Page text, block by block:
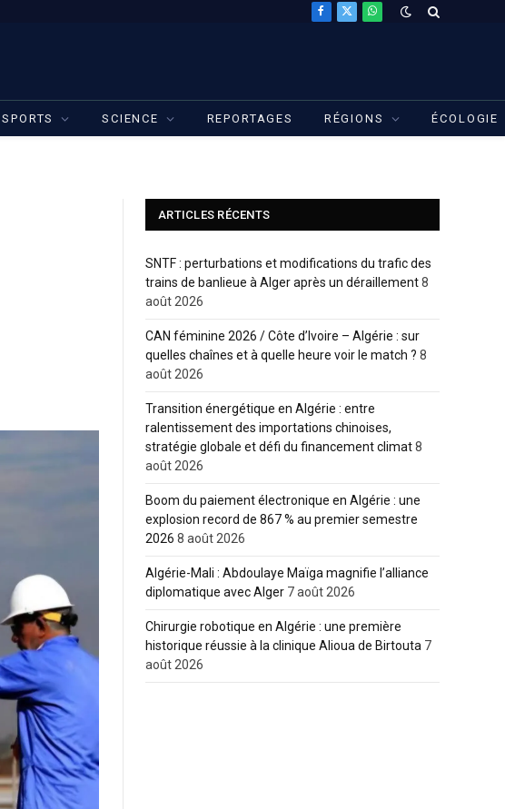
Facebook
X
WhatsApp
SPORTS SCIENCE REPORTAGES RÉGIONS ÉCOLOGIE
ARTICLES RÉCENTS
SNTF : perturbations et modifications du trafic des
trains de banlieue à Alger après un déraillement8
août 2026
CAN féminine 2026 / Côte d’Ivoire – Algérie : sur
quelles chaînes et à quelle heure voir le match ? 8
août 2026
Transition énergétique en Algérie : entre
ralentissement des importations chinoises,
stratégie globale et défi du financement climat8
août 2026
Boom du paiement électronique en Algérie : une
explosion record de 867 % au premier semestre
2026 8 août 2026
Algérie-Mali : Abdoulaye Maïga magnifie l’alliance
diplomatique avec Alger 7 août 2026
Chirurgie robotique en Algérie : une première
historique réussie à la clinique Alioua de Birtouta 7
août 2026